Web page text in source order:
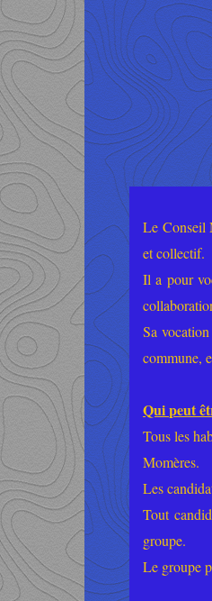
Le Conseil
et collectif.
Il a pour
Sa
commune,
Qui peut
Tous les
Momères.
Les
Tout
groupe.
Le groupe